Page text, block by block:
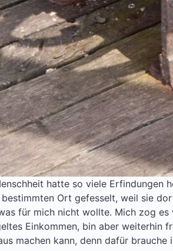
hatte so viele Erfindungen
bestimmten Ort gefesselt, weil sie
für mich nicht wollte. Mich zog
Einkommen, bin aber weiterhin
machen kann, denn dafür